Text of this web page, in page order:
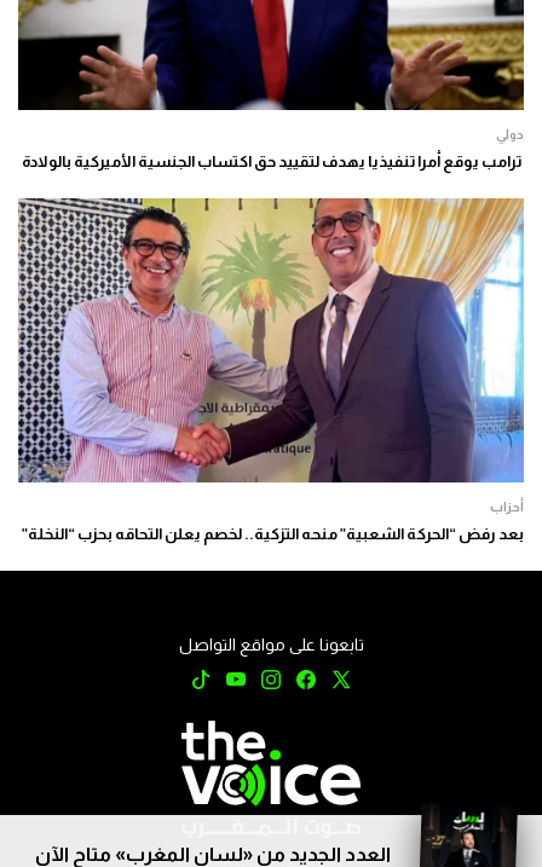
دولي
ترامب يوقع أمرا تنفيذيا يهدف لتقييد حق اكتساب الجنسية الأميركية بالولادة
أحزاب
بعد رفض “الحركة الشعبية” منحه التزكية.. لخصم يعلن التحاقه بحزب “النخلة”
العدد الجديد من «لسان المغرب» متاح الآن
تابعونا على مواقع التواصل